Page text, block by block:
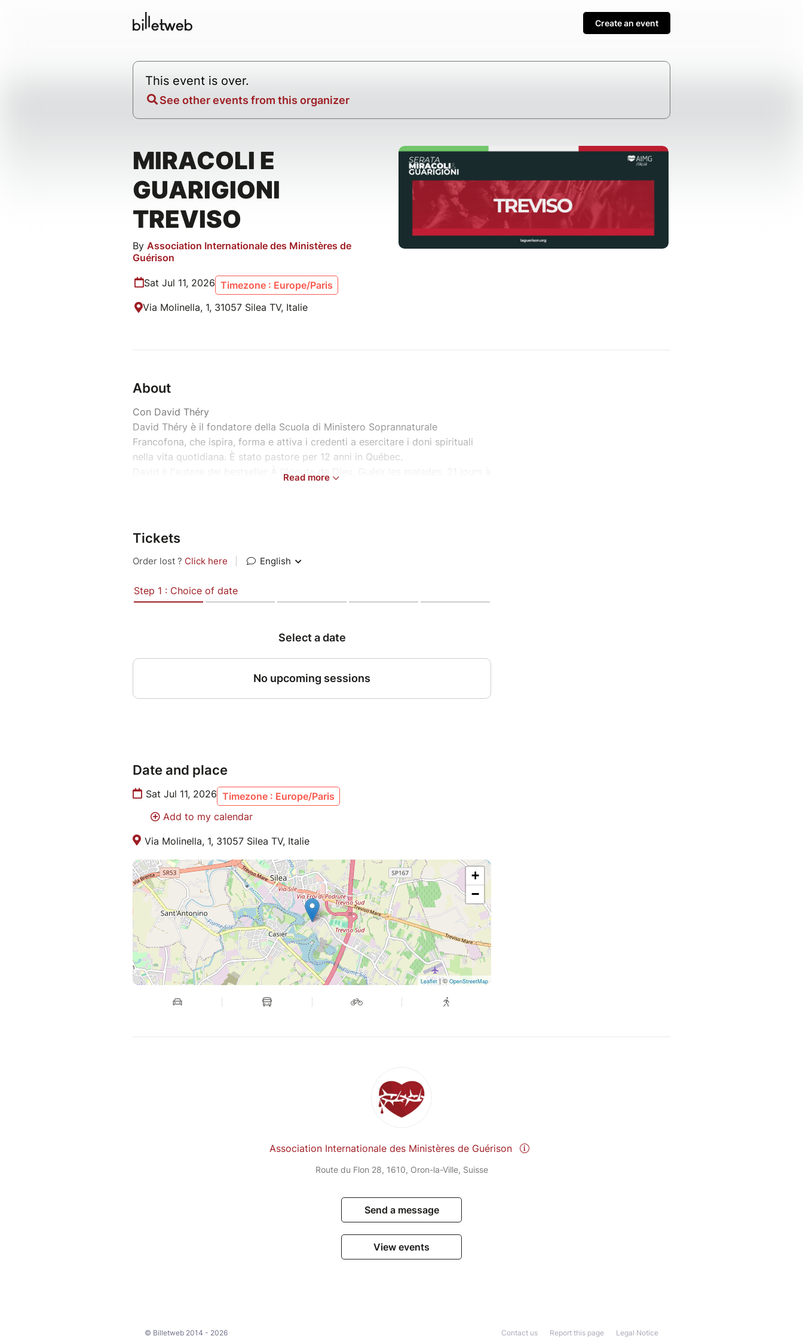
Create an event
This event is over.
See other events from this organizer
MIRACOLI E
GUARIGIONI
TREVISO
By Association Internationale des Ministères de
Guérison
Sat Jul 11, 2026 Timezone : Europe/Paris
Via Molinella, 1, 31057 Silea TV, Italie
About
Con David Théry
David Théry è il fondatore della Scuola di Ministero Soprannaturale
Francofona, che ispira, forma e attiva i credenti a esercitare i doni spirituali
nella vita quotidiana. È stato pastore per 12 anni in Québec.
David è l'autore dei bestseller À l’écoute de Dieu, Guérir les malades, 21 jours à
Iscrizione al pranzo :
https://docs.google.com/forms/d/e/1FAIpQLSdOprrJ7xftm3MEgafK3_SoTGt7wagjk3aDLEIUvL9nbs2dzw/viewform
Conferenza > 9:30 - 12:30 / 15:00 - 18:00
Read more
Tickets
Date and place
Sat Jul 11, 2026 Timezone : Europe/Paris
Add to my calendar
Via Molinella, 1, 31057 Silea TV, Italie
+
−
Leaflet| © OpenStreetMap
Association Internationale des Ministères de Guérison
Route du Flon 28, 1610, Oron-la-Ville, Suisse
Send a message
View events
© Billetweb 2014 - 2026 Legal Notice
Report this page
Contact us